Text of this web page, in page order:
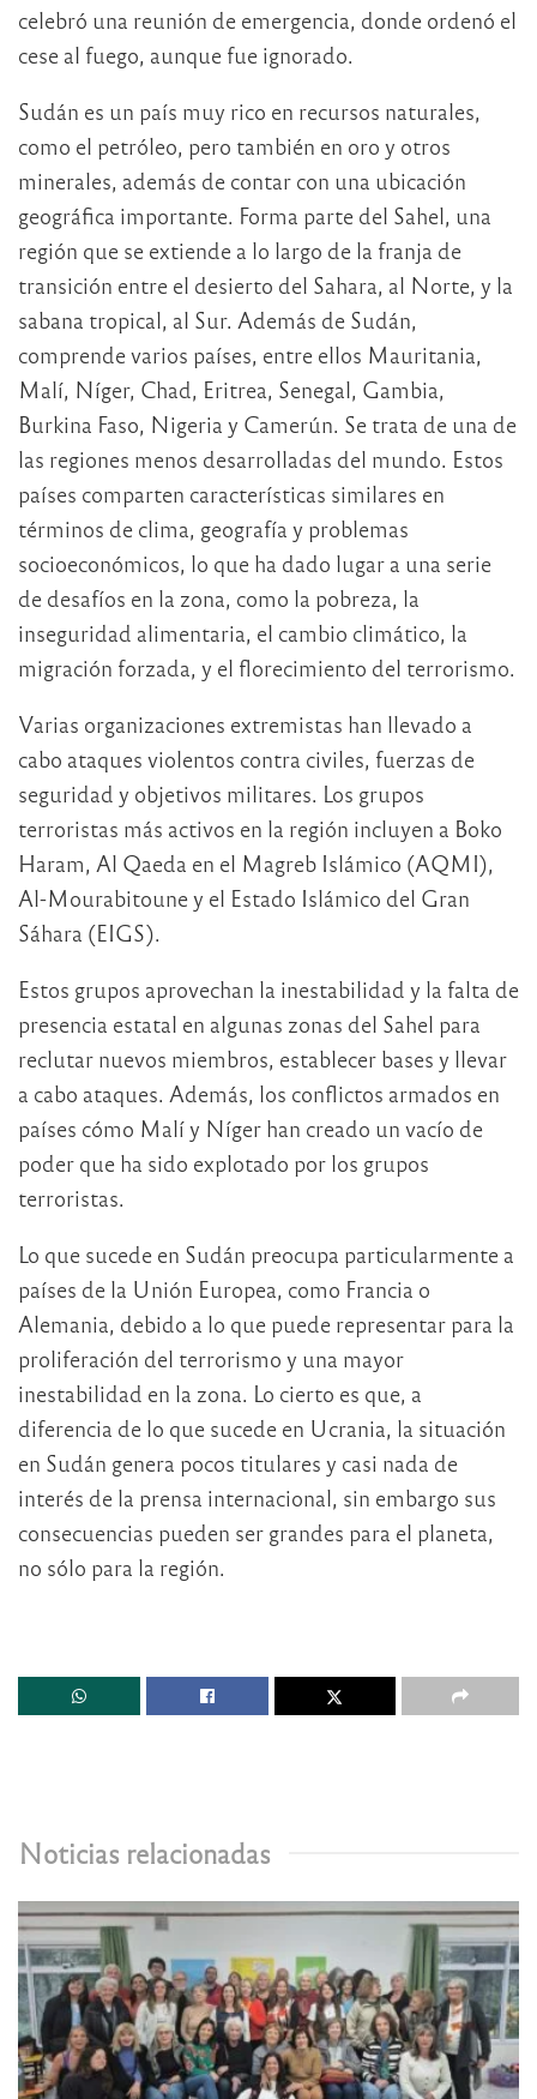
celebró una reunión de emergencia, donde ordenó el
cese al fuego, aunque fue ignorado.
Sudán es un país muy rico en recursos naturales,
como el petróleo, pero también en oro y otros
minerales, además de contar con una ubicación
geográfica importante. Forma parte del Sahel, una
región que se extiende a lo largo de la franja de
transición entre el desierto del Sahara, al Norte, y la
sabana tropical, al Sur. Además de Sudán,
comprende varios países, entre ellos Mauritania,
Malí, Níger, Chad, Eritrea, Senegal, Gambia,
Burkina Faso, Nigeria y Camerún. Se trata de una de
las regiones menos desarrolladas del mundo. Estos
países comparten características similares en
términos de clima, geografía y problemas
socioeconómicos, lo que ha dado lugar a una serie
de desafíos en la zona, como la pobreza, la
inseguridad alimentaria, el cambio climático, la
migración forzada, y el florecimiento del terrorismo.
Varias organizaciones extremistas han llevado a
cabo ataques violentos contra civiles, fuerzas de
seguridad y objetivos militares. Los grupos
terroristas más activos en la región incluyen a Boko
Haram, Al Qaeda en el Magreb Islámico (AQMI),
Al-Mourabitoune y el Estado Islámico del Gran
Sáhara (EIGS).
Estos grupos aprovechan la inestabilidad y la falta de
presencia estatal en algunas zonas del Sahel para
reclutar nuevos miembros, establecer bases y llevar
a cabo ataques. Además, los conflictos armados en
países cómo Malí y Níger han creado un vacío de
poder que ha sido explotado por los grupos
terroristas.
Lo que sucede en Sudán preocupa particularmente a
países de la Unión Europea, como Francia o
Alemania, debido a lo que puede representar para la
proliferación del terrorismo y una mayor
inestabilidad en la zona. Lo cierto es que, a
diferencia de lo que sucede en Ucrania, la situación
en Sudán genera pocos titulares y casi nada de
interés de la prensa internacional, sin embargo sus
consecuencias pueden ser grandes para el planeta,
no sólo para la región.
Noticias relacionadas